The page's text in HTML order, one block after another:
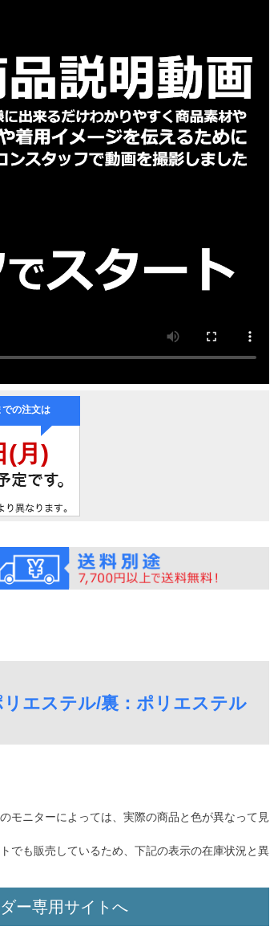
リエステル/裏：ポリエステル
モニターによっては、実際の商品と色が異なって見
でも販売しているため、下記の表示の在庫状況と異
ー専用サイトへ